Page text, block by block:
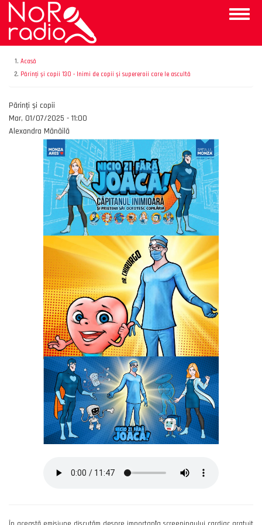
Mergi
conţinutul
principal
Toggle
Acasă
Părinți și copii 130 - Inimi de copii și supereroii care le ascultă
Emisiunea
Părinți și copii
Data
Mar, 01/07/2025 - 11:00
Autor
Alexandra Mănăilă